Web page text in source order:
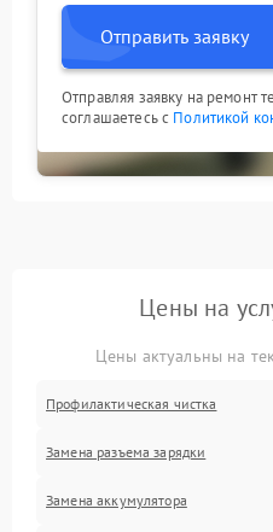
Отправить заявку
Отправляя заявку на ремонт
соглашаетесь с Политикой
Цены на
Цены актуальны на
Профилактическая чистка
Замена разъема зарядки
Замена аккумулятора